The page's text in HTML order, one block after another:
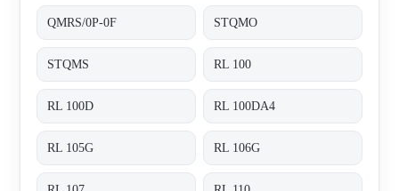
QMRS/0P-0F STQMO
STQMS RL 100
RL 100D RL 100DA4
RL 105G RL 106G